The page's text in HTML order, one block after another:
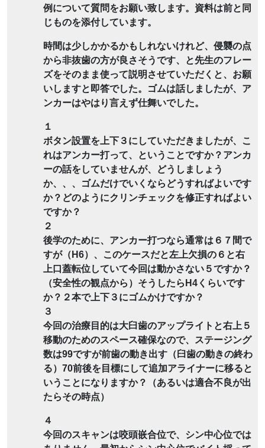
例について質問をお願い致します。資料は前と同
じものを添付しています。
時間は少しかかるかもしれないけれど、侵襲の点
から非抜歯の方が良さそうです、と先生のフレー
ズをそのまま使って説明させていただくと、お願
いしますと即答でした。ゴムは話しましたが、ア
ンカーはやはり言えず仕舞いでした。
１
ボタン設置を上下３にしていただきましたが、こ
れはアンカー打って、ということですか？アンカ
ーの話をしていませんが、どうしましょう
か、、、ゴムだけでいくならどうすればよいです
か？どのようにクリンチェックを修正すればよい
ですか？
２
後学のために、アンカー打つなら通常は６７間で
すが（H6）、このケースだと左上欠損の６と右
上口蓋転位していて今回は動かさない５ですか？
（安全性の観点から）そうしたらH4くらいです
か？２本で上下３にゴムかけですか？
３
今回の治療目的は大臼歯のアップライトと右上５
移動のためのスペース確保なので、ステージング
数は99ですが前歯の動き出す（臼歯の動きの終わ
る）70前後を目標にして追加アライナーに移ると
いうことになりますか？（あるいは適合不良が出
たらその時点）
４
今回のスキャンは咬頭嵌合位で、シン中心位では